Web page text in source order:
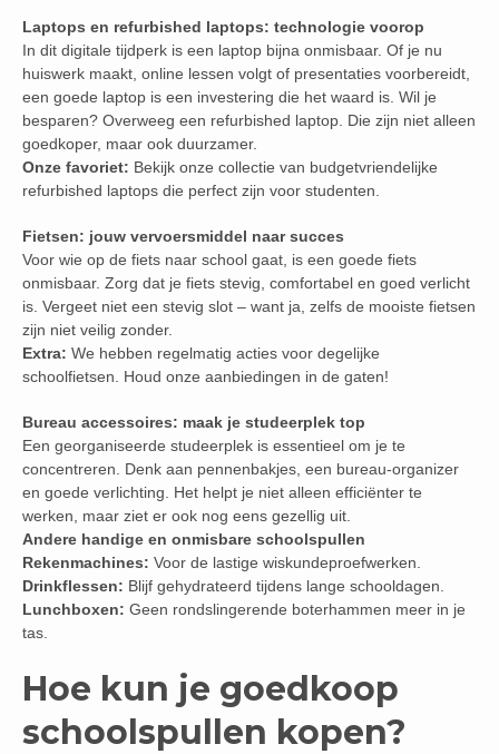
Laptops en refurbished laptops: technologie voorop
In dit digitale tijdperk is een laptop bijna onmisbaar. Of je nu
huiswerk maakt, online lessen volgt of presentaties voorbereidt,
een goede laptop is een investering die het waard is. Wil je
besparen? Overweeg een refurbished laptop. Die zijn niet alleen
goedkoper, maar ook duurzamer.
Onze favoriet: Bekijk onze collectie van budgetvriendelijke
refurbished laptops die perfect zijn voor studenten.
Fietsen: jouw vervoersmiddel naar succes
Voor wie op de fiets naar school gaat, is een goede fiets
onmisbaar. Zorg dat je fiets stevig, comfortabel en goed verlicht
is. Vergeet niet een stevig slot – want ja, zelfs de mooiste fietsen
zijn niet veilig zonder.
Extra: We hebben regelmatig acties voor degelijke
schoolfietsen. Houd onze aanbiedingen in de gaten!
Bureau accessoires: maak je studeerplek top
Een georganiseerde studeerplek is essentieel om je te
concentreren. Denk aan pennenbakjes, een bureau-organizer
en goede verlichting. Het helpt je niet alleen efficiënter te
werken, maar ziet er ook nog eens gezellig uit.
Andere handige en onmisbare schoolspullen
Rekenmachines: Voor de lastige wiskundeproefwerken.
Drinkflessen: Blijf gehydrateerd tijdens lange schooldagen.
Lunchboxen: Geen rondslingerende boterhammen meer in je
tas.
Hoe kun je goedkoop
schoolspullen kopen?